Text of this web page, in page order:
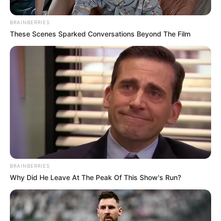
BRAINBERRIES
These Scenes Sparked Conversations Beyond The Film
BRAINBERRIES
Why Did He Leave At The Peak Of This Show's Run?